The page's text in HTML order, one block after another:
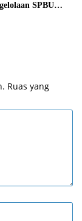
SPBU
Ruas yang